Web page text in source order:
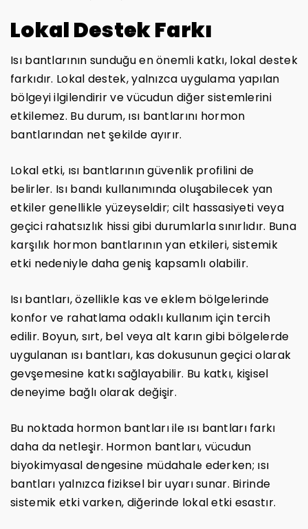
Lokal Destek Farkı
Isı bantlarının sunduğu en önemli katkı, lokal destek
farkıdır. Lokal destek, yalnızca uygulama yapılan
bölgeyi ilgilendirir ve vücudun diğer sistemlerini
etkilemez. Bu durum, ısı bantlarını hormon
bantlarından net şekilde ayırır.
Lokal etki, ısı bantlarının güvenlik profilini de
belirler. Isı bandı kullanımında oluşabilecek yan
etkiler genellikle yüzeyseldir; cilt hassasiyeti veya
geçici rahatsızlık hissi gibi durumlarla sınırlıdır. Buna
karşılık hormon bantlarının yan etkileri, sistemik
etki nedeniyle daha geniş kapsamlı olabilir.
Isı bantları, özellikle kas ve eklem bölgelerinde
konfor ve rahatlama odaklı kullanım için tercih
edilir. Boyun, sırt, bel veya alt karın gibi bölgelerde
uygulanan ısı bantları, kas dokusunun geçici olarak
gevşemesine katkı sağlayabilir. Bu katkı, kişisel
deneyime bağlı olarak değişir.
Bu noktada hormon bantları ile ısı bantları farkı
daha da netleşir. Hormon bantları, vücudun
biyokimyasal dengesine müdahale ederken; ısı
bantları yalnızca fiziksel bir uyarı sunar. Birinde
sistemik etki varken, diğerinde lokal etki esastır.